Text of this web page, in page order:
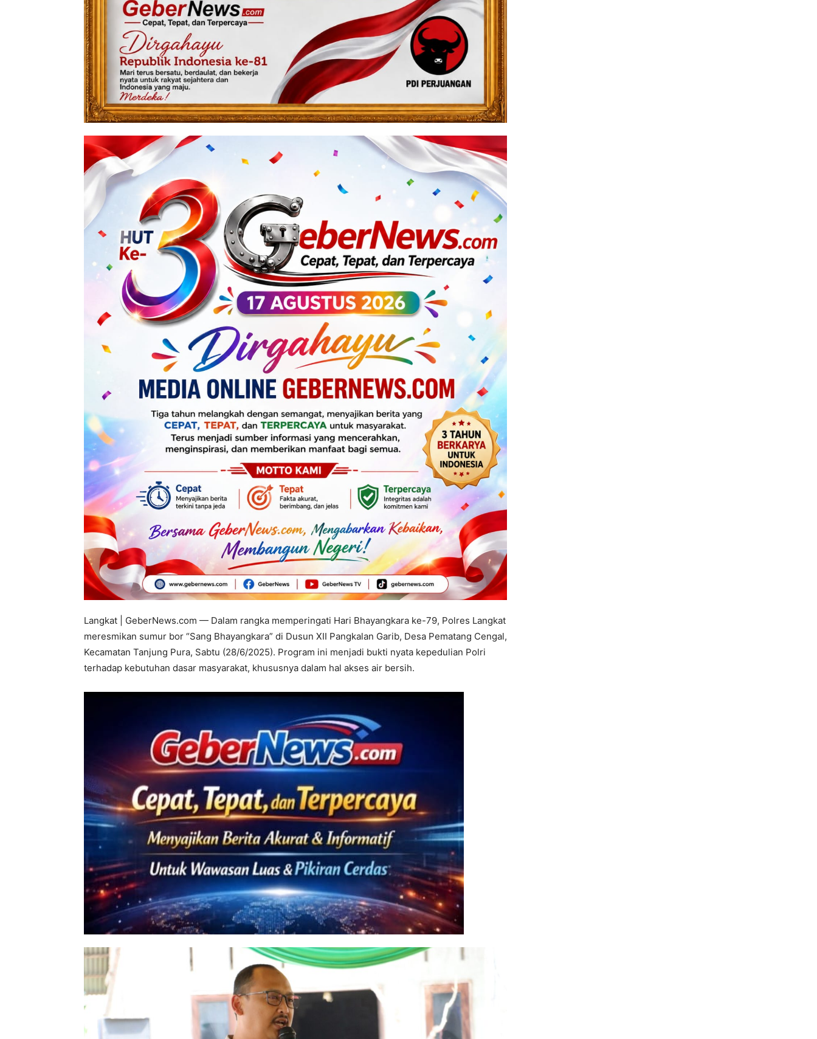
Langkat | GeberNews.com — Dalam rangka memperingati Hari Bhayangkara ke-79, Polres Langkat
meresmikan sumur bor “Sang Bhayangkara” di Dusun XII Pangkalan Garib, Desa Pematang Cengal,
Kecamatan Tanjung Pura, Sabtu (28/6/2025). Program ini menjadi bukti nyata kepedulian Polri
terhadap kebutuhan dasar masyarakat, khususnya dalam hal akses air bersih.